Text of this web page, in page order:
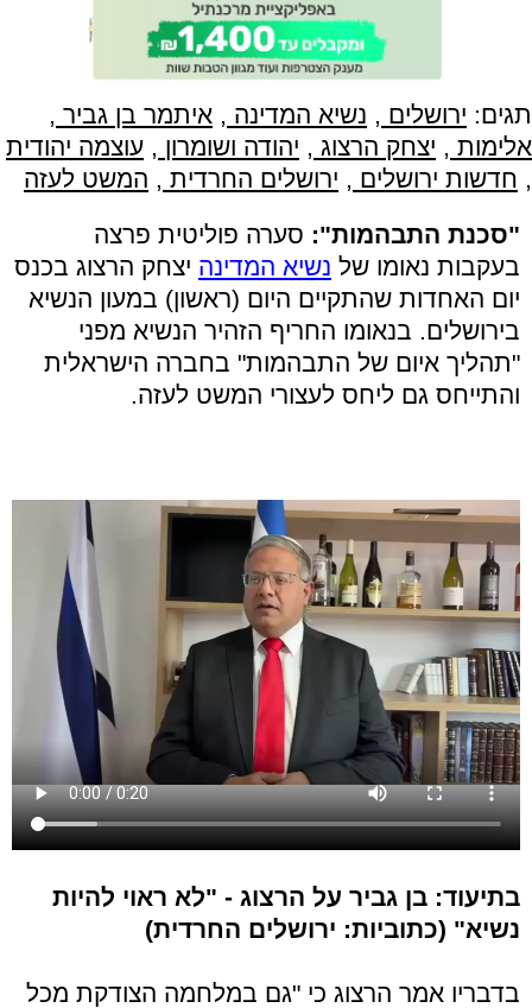
תגים: ירושלים , נשיא המדינה , איתמר בן גביר ,
אלימות , יצחק הרצוג , יהודה ושומרון , עוצמה יהודית
, חדשות ירושלים , ירושלים החרדית , המשט לעזה
"סכנת התבהמות": סערה פוליטית פרצה
בעקבות נאומו של נשיא המדינה יצחק הרצוג בכנס
יום האחדות שהתקיים היום (ראשון) במעון הנשיא
בירושלים. בנאומו החריף הזהיר הנשיא מפני
"תהליך איום של התבהמות" בחברה הישראלית
והתייחס גם ליחס לעצורי המשט לעזה.
בתיעוד: בן גביר על הרצוג - "לא ראוי להיות
נשיא" (כתוביות: ירושלים החרדית)
בדבריו אמר הרצוג כי "גם במלחמה הצודקת מכל